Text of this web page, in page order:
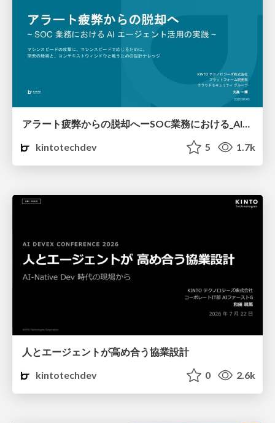
kintotechdev
5 1.7k
人とエージェントが高め合う協業設計
kintotechdev
0 2.6k